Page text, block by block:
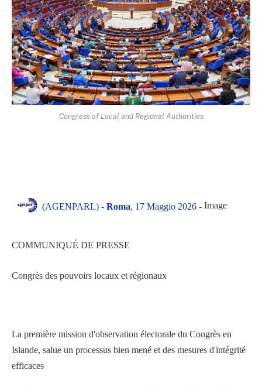
Congress of Local and Regional Authorities
(AGENPARL) - Roma, 17 Maggio 2026 - Image
COMMUNIQUÉ DE PRESSE
Congrès des pouvoirs locaux et régionaux
La première mission d'observation électorale du Congrès en
Islande, salue un processus bien mené et des mesures d'intégrité
efficaces